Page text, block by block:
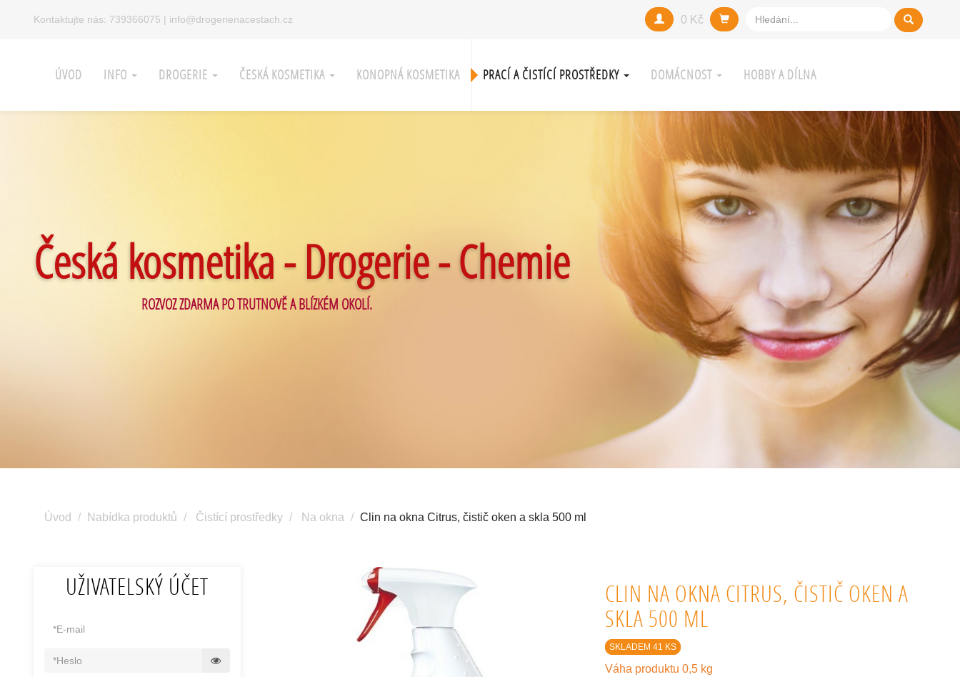
Kontaktujte nás: 739366075 | info@drogerienacestach.cz 0 Kč
ÚVOD INFO DROGERIE ČESKÁ KOSMETIKA KONOPNÁ KOSMETIKA PRACÍ A ČISTÍCÍ PROSTŘEDKY DOMÁCNOST HOBBY A DÍLNA
Česká kosmetika - Drogerie - Chemie
ROZVOZ ZDARMA PO TRUTNOVĚ A BLÍZKÉM OKOLÍ.
Úvod Nabídka produktů Čistící prostředky Na okna Clin na okna Citrus, čistič oken a skla 500 ml
UŽIVATELSKÝ ÚČET
CLIN NA OKNA CITRUS, ČISTIČ OKEN A
SKLA 500 ML
SKLADEM 41 KS
Váha produktu 0,5 kg